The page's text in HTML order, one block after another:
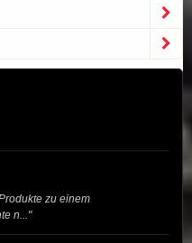
zu einem
n..."